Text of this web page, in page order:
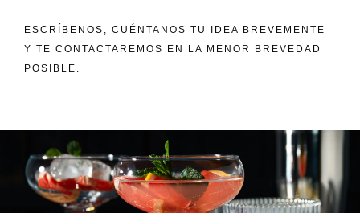
ESCRÍBENOS, CUÉNTANOS TU IDEA BREVEMENTE
Y TE CONTACTAREMOS EN LA MENOR BREVEDAD
POSIBLE.